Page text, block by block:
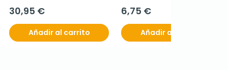
30,95 €
Añadir al carrito
6,75 €
Añadir al carrito